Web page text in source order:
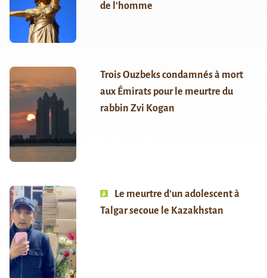
de l’homme
Trois Ouzbeks condamnés à mort
aux Émirats pour le meurtre du
rabbin Zvi Kogan
Le meurtre d’un adolescent à
Talgar secoue le Kazakhstan